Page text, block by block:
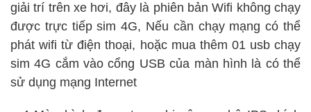
giải trí trên xe hơi, đây là phiên bản Wifi không chạy
được trực tiếp sim 4G, Nếu cần chạy mạng có thể
phát wifi từ điện thoại, hoặc mua thêm 01 usb chạy
sim 4G cắm vào cổng USB của màn hình là có thể
sử dụng mạng Internet